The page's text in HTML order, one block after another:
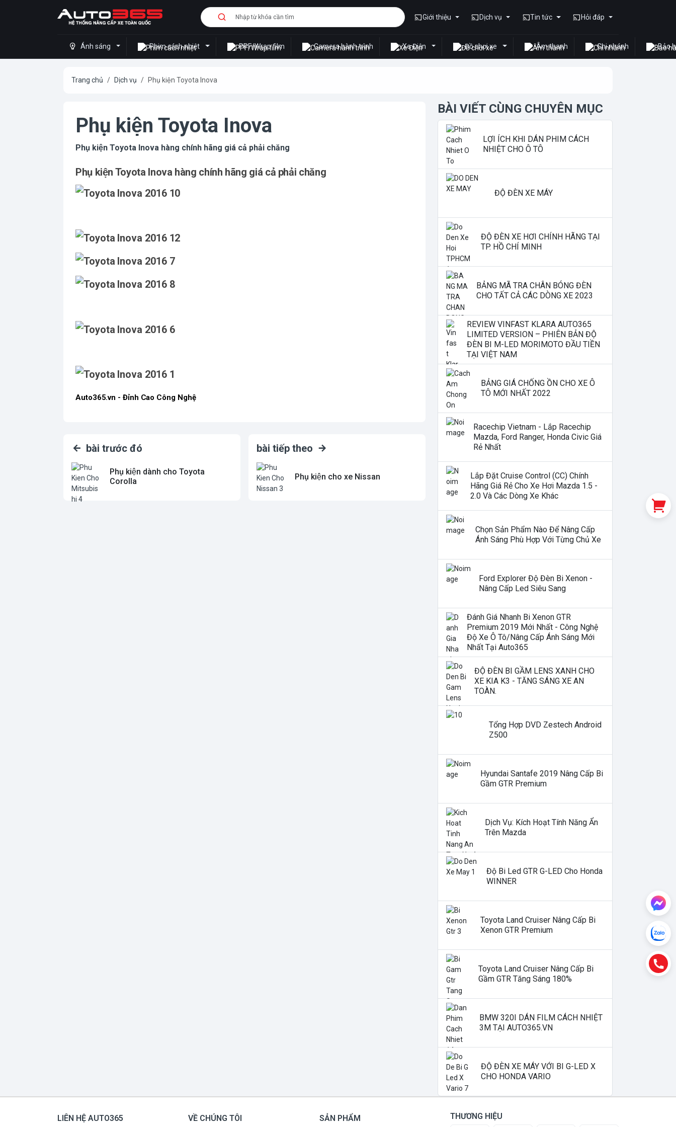
Giới thiệu Dịch vụ Tin tức Hỏi đáp
Ánh sáng Phim cách nhiệt PPF/Wrap film Camera hành trình Xe Điện Đồ chơi xe Âm thanh Chi nhánh Bảo
Trang chủ Dịch vụ Phụ kiện Toyota Inova
Phụ kiện Toyota Inova
Phụ kiện Toyota Inova hàng chính hãng giá cả phải chăng
Phụ kiện Toyota Inova hàng chính hãng giá cả phải chăng
Auto365.vn - Đỉnh Cao Công Nghệ
bài trước đó
Phụ kiện dành cho Toyota
Corolla
bài tiếp theo
Phụ kiện cho xe Nissan
BÀI VIẾT CÙNG CHUYÊN MỤC
LỢI ÍCH KHI DÁN PHIM CÁCH
NHIỆT CHO Ô TÔ
ĐỘ ĐÈN XE MÁY
ĐỘ ĐÈN XE HƠI CHÍNH HÃNG TẠI
TP. HỒ CHÍ MINH
BẢNG MÃ TRA CHÂN BÓNG ĐÈN
CHO TẤT CẢ CÁC DÒNG XE 2023
REVIEW VINFAST KLARA AUTO365
LIMITED VERSION – PHIÊN BẢN ĐỘ
ĐÈN BI M-LED MORIMOTO ĐẦU TIỀN
TẠI VIỆT NAM
BẢNG GIÁ CHỐNG ỒN CHO XE Ô
TÔ MỚI NHẤT 2022
Racechip Vietnam - Lắp Racechip
Mazda, Ford Ranger, Honda Civic Giá
Rẻ Nhất
Lắp Đặt Cruise Control (CC) Chính
Hãng Giá Rẻ Cho Xe Hơi Mazda 1.5 -
2.0 Và Các Dòng Xe Khác
Chọn Sản Phẩm Nào Để Nâng Cấp
Ánh Sáng Phù Hợp Với Từng Chủ Xe
Ford Explorer Độ Đèn Bi Xenon -
Nâng Cấp Led Siêu Sang
Đánh Giá Nhanh Bi Xenon GTR
Premium 2019 Mới Nhất - Công Nghệ
Độ Xe Ô Tô/nâng Cấp Ánh Sáng Mới
Nhất Tại Auto365
ĐỘ ĐÈN BI GẦM LENS XANH CHO
XE KIA K3 - TĂNG SÁNG XE AN
TOÀN.
Tổng Hợp DVD Zestech Android
Z500
Hyundai Santafe 2019 Nâng Cấp Bi
Gầm GTR Premium
Dịch Vụ: Kích Hoạt Tính Năng Ẩn
Trên Mazda
Độ Bi Led GTR G-LED Cho Honda
WINNER
Toyota Land Cruiser Nâng Cấp Bi
Xenon GTR Premium
Toyota Land Cruiser Nâng Cấp Bi
Gầm GTR Tăng Sáng 180%
BMW 320I DÁN FILM CÁCH NHIỆT
3M TẠI AUTO365.VN
ĐỘ ĐÈN XE MÁY VỚI BI G-LED X
CHO HONDA VARIO
LIÊN HỆ AUTO365 VỀ CHÚNG TÔI SẢN PHẨM THƯƠNG HIỆU